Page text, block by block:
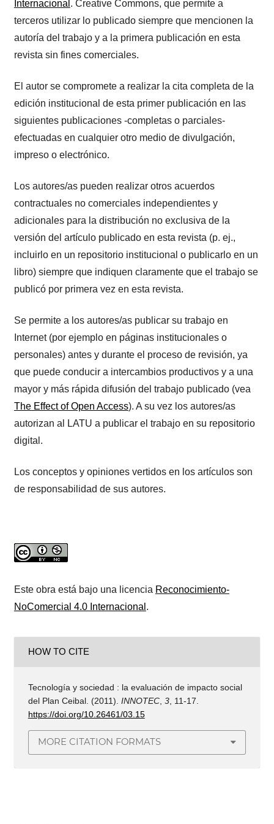
Internacional . Creative Commons, que permite a
terceros utilizar lo publicado siempre que mencionen la
autoría del trabajo y a la primera publicación en esta
revista sin fines comerciales.
El autor se compromete a realizar la cita completa de la
edición institucional de esta primer publicación en las
siguientes publicaciones -completas o parciales-
efectuadas en cualquier otro medio de divulgación,
impreso o electrónico.
Los autores/as pueden realizar otros acuerdos
contractuales no comerciales independientes y
adicionales para la distribución no exclusiva de la
versión del artículo publicado en esta revista (p. ej.,
incluirlo en un repositorio institucional o publicarlo en un
libro) siempre que indiquen claramente que el trabajo se
publicó por primera vez en esta revista.
Se permite a los autores/as publicar su trabajo en
Internet (por ejemplo en páginas institucionales o
personales) antes y durante el proceso de revisión, ya
que puede conducir a intercambios productivos y a una
mayor y más rápida difusión del trabajo publicado (vea
The Effect of Open Access). A su vez los autores/as
autorizan al LATU a publicar el trabajo en su repositorio
digital.
Los conceptos y opiniones vertidos en los artículos son
de responsabilidad de sus autores.
Este obra está bajo una licencia Reconocimiento-
NoComercial 4.0 Internacional .
HOW TO CITE
Tecnología y sociedad : la evaluación de impacto social
del Plan Ceibal. (2011). INNOTEC, 3, 11-17.
https://doi.org/10.26461/03.15
MORE CITATION FORMATS